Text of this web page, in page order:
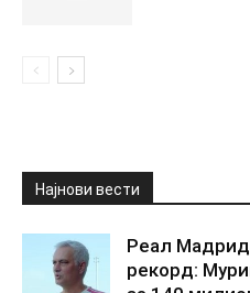
Најнови вести
Реал Мадрид
рекорд: